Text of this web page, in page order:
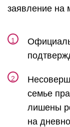
заявление на
семье
лишены
на